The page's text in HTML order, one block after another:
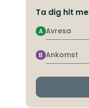
Ta dig hit
Avresa
A
Ankomst
B